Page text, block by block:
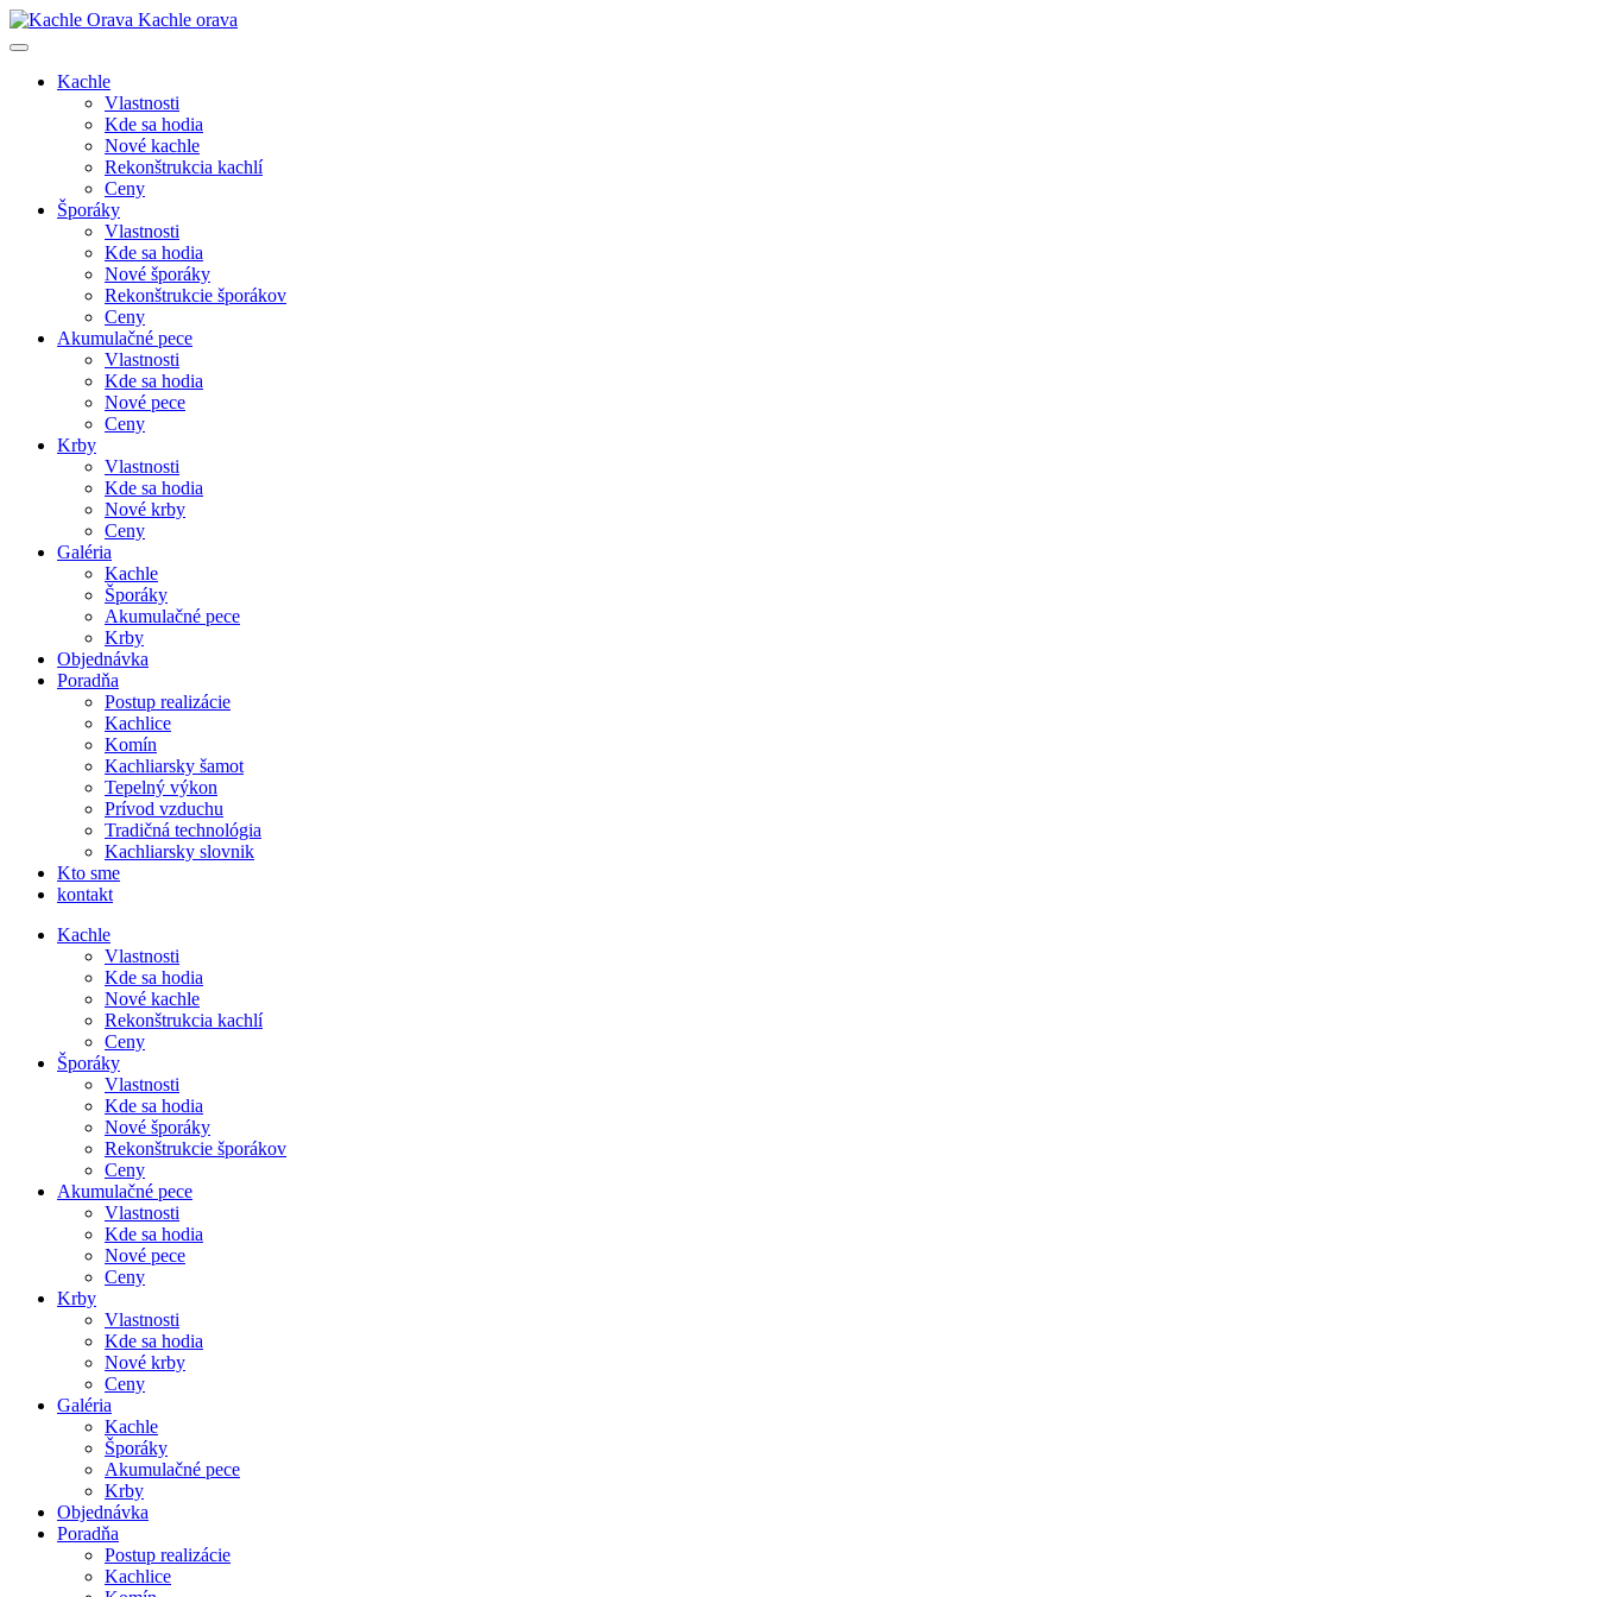
Kachle orava
Kachle
Vlastnosti
Kde sa hodia
Nové kachle
Rekonštrukcia kachlí
Ceny
Šporáky
Vlastnosti
Kde sa hodia
Nové šporáky
Rekonštrukcie šporákov
Ceny
Akumulačné pece
Vlastnosti
Kde sa hodia
Nové pece
Ceny
Krby
Vlastnosti
Kde sa hodia
Nové krby
Ceny
Galéria
Kachle
Šporáky
Akumulačné pece
Krby
Objednávka
Poradňa
Postup realizácie
Kachlice
Komín
Kachliarsky šamot
Tepelný výkon
Prívod vzduchu
Tradičná technológia
Kachliarsky slovnik
Kto sme
kontakt
Kachle
Vlastnosti
Kde sa hodia
Nové kachle
Rekonštrukcia kachlí
Ceny
Šporáky
Vlastnosti
Kde sa hodia
Nové šporáky
Rekonštrukcie šporákov
Ceny
Akumulačné pece
Vlastnosti
Kde sa hodia
Nové pece
Ceny
Krby
Vlastnosti
Kde sa hodia
Nové krby
Ceny
Galéria
Kachle
Šporáky
Akumulačné pece
Krby
Objednávka
Poradňa
Postup realizácie
Kachlice